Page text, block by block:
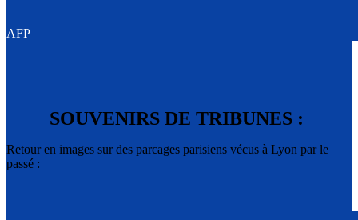
AFP
SOUVENIRS DE TRIBUNES :
Retour en images sur des parcages parisiens vécus à Lyon par le
passé :